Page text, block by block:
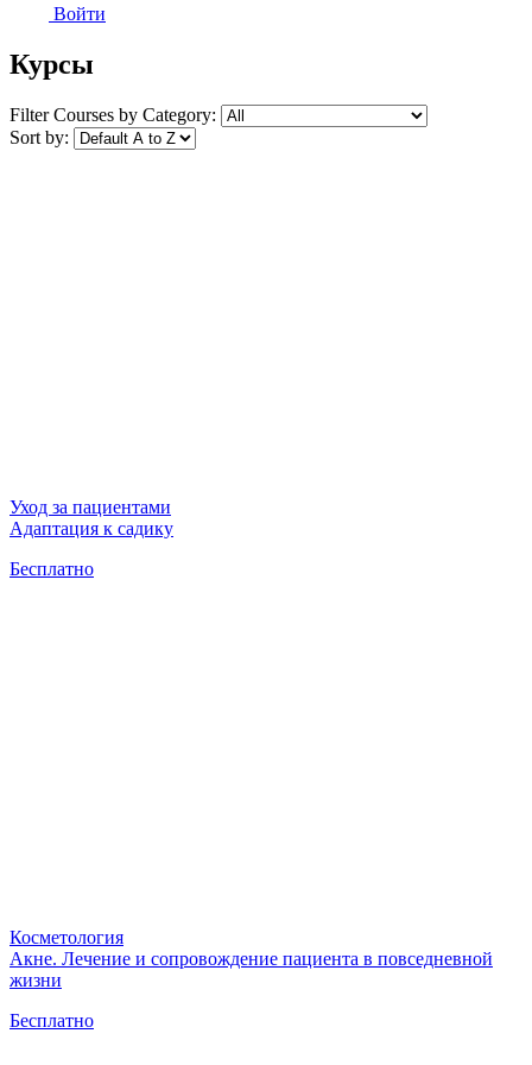
Войти
Курсы
Filter Courses by Category:
Sort by:
Уход за пациентами
Адаптация к садику
Бесплатно
Косметология
Акне. Лечение и сопровождение пациента в повседневной
жизни
Бесплатно